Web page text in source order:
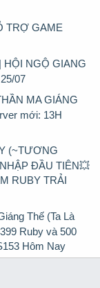
TRỢ GAME
HỘI NGỘ GIANG
07
MA GIÁNG
mới: 13H
(~TƯƠNG
ĐẦU TIÊN💥
RUBY TRẢI
Thế (Ta Là
Ruby và 500
Hôm Nay